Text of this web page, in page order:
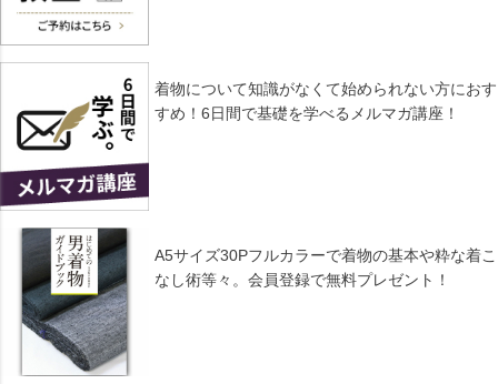
着物について知識がなくて始められない方におす
すめ！6日間で基礎を学べるメルマガ講座！
A5サイズ30Pフルカラーで着物の基本や粋な着こ
なし術等々。会員登録で無料プレゼント！